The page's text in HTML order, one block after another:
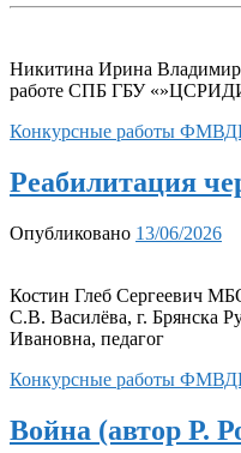
Никитина Ирина
работе СПБ ГБУ «»ЦСРИДИ
Конкурсные работы
Реабилитация
Опубликовано 13/06/2026
Костин Глеб Сергеевич
С.В. Василёва, г. Брянска
Ивановна, педагог
Конкурсные работы
Война (автор Р.